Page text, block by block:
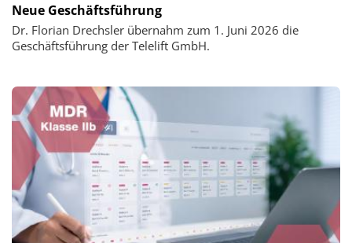
Neue Geschäftsführung
Dr. Florian Drechsler übernahm zum 1. Juni 2026 die
Geschäftsführung der Telelift GmbH.